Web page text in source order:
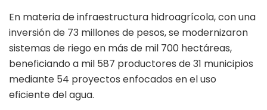
En materia de infraestructura hidroagrícola, con una
inversión de 73 millones de pesos, se modernizaron
sistemas de riego en más de mil 700 hectáreas,
beneficiando a mil 587 productores de 31 municipios
mediante 54 proyectos enfocados en el uso
eficiente del agua.